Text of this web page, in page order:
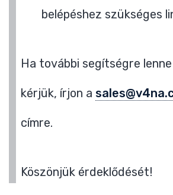
belépéshez szükséges
Ha további segítségre
kérjük, írjon a
címre.
Köszönjük érdeklődését!